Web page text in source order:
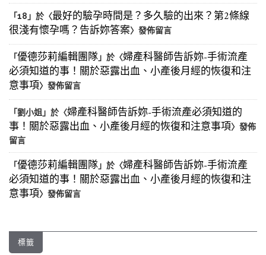
「18 」於〈最好的驗孕時間是？多久驗的出來？第2條線
很淺有懷孕嗎？告訴妳答案〉發佈留言
「優德莎莉編輯團隊」於〈婦產科醫師告訴妳-手術流產
必須知道的事！關於惡露出血、小產後月經的恢復和注
意事項〉發佈留言
「劉小姐」於〈婦產科醫師告訴妳-手術流產必須知道的
事！關於惡露出血、小產後月經的恢復和注意事項〉發佈
留言
「優德莎莉編輯團隊」於〈婦產科醫師告訴妳-手術流產
必須知道的事！關於惡露出血、小產後月經的恢復和注
意事項〉發佈留言
標籤